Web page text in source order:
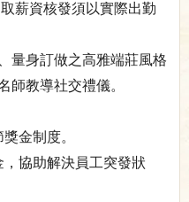
薪資核發須以實際出勤
量身訂做之高雅端莊風格
師教導社交禮儀。
金制度。
協助解決員工突發狀